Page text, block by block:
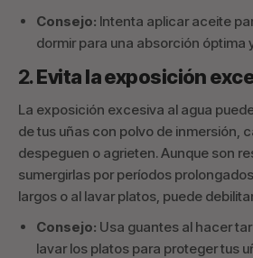
Consejo: Intenta aplicar aceite
dormir para una absorción óptima
2.Evita la exposición
La exposición excesiva al agua
de tus uñas con polvo de inmersión,
despeguen o agrieten. Aunque son
sumergirlas por períodos
largos o al lavar platos, puede
Consejo: Usa guantes al hacer
lavar los platos para proteger tus